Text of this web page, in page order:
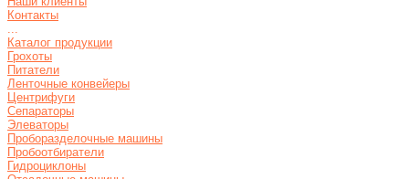
Контакты
...
Каталог продукции
Грохоты
Питатели
Ленточные конвейеры
Центрифуги
Сепараторы
Элеваторы
Проборазделочные машины
Пробоотбиратели
Гидроциклоны